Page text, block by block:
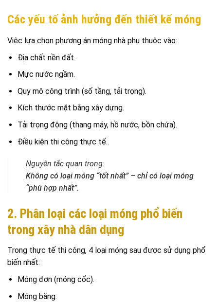
Các yếu tố ảnh hưởng đến thiết kế móng
Việc lựa chọn phương án móng nhà phụ thuộc vào:
Địa chất nền đất.
Mực nước ngầm.
Quy mô công trình (số tầng, tải trọng).
Kích thước mặt bằng xây dựng.
Tải trọng động (thang máy, hồ nước, bồn chứa).
Điều kiện thi công thực tế..
Nguyên tắc quan trọng:
Không có loại móng “tốt nhất” – chỉ có loại móng
“phù hợp nhất”.
2. Phân loại các loại móng phổ biến
trong xây nhà dân dụng
Trong thực tế thi công, 4 loại móng sau được sử dụng phổ
biến nhất:
Móng đơn (móng cốc).
Móng băng.